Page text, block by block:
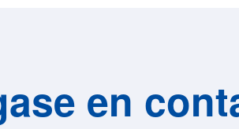
en